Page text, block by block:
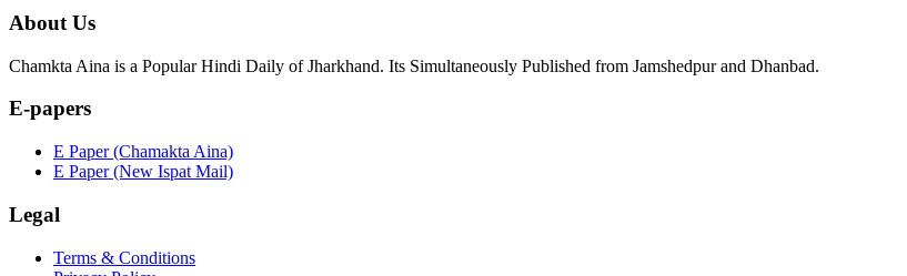
About Us
Chamkta Aina is a Popular Hindi Daily of Jharkhand. Its Simultaneously Published from Jamshedpur and Dhanbad.
E-papers
E Paper (Chamakta Aina)
E Paper (New Ispat Mail)
Legal
Terms & Conditions